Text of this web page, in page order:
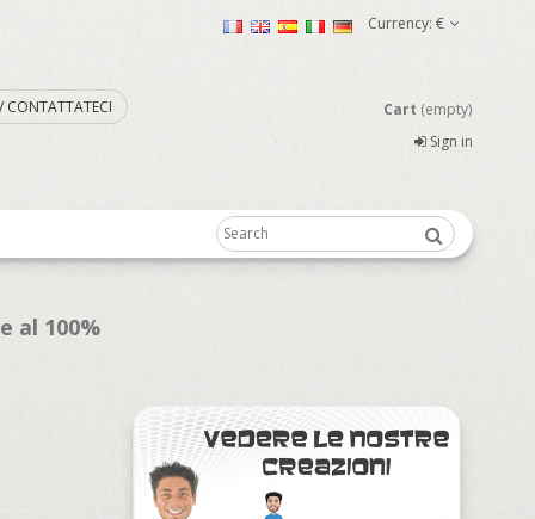
Currency: €
CONTATTATECI Cart (empty)
Sign in
al 100%